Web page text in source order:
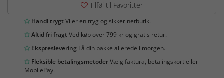
Tilføj til Favoritter
Handl trygtVi er en tryg og sikker netbutik.
Altid fri fragtVed køb over 799 kr og gratis retur.
Ekspreslevering Få din pakke allerede i morgen.
Fleksible betalingsmetoderVælg faktura, betalingskort eller
MobilePay.